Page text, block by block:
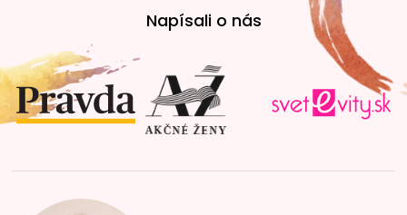
t
i
e
Napísali o nás